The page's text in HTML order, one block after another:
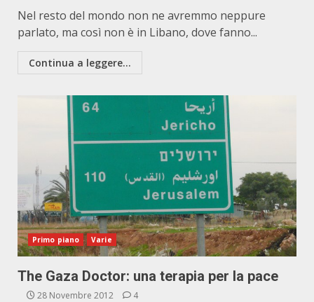
Nel resto del mondo non ne avremmo neppure
parlato, ma così non è in Libano, dove fanno...
Continua a leggere...
Primo piano Varie
The Gaza Doctor: una terapia per la pace
28 Novembre 2012 4